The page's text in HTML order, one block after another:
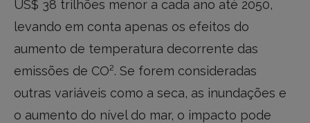
US$ 38 trilhões menor a cada ano até 2050,
levando em conta apenas os efeitos do
aumento de temperatura decorrente das
emissões de CO². Se forem consideradas
outras variáveis como a seca, as inundações e
o aumento do nível do mar, o impacto pode